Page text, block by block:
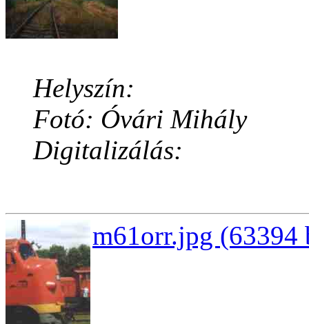
Helyszín:
Fotó: Óvári Mihály
Digitalizálás:
m61orr.jpg (63394